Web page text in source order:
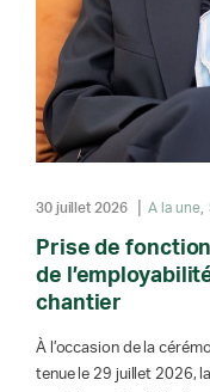
30 juillet 2026 A la une
Prise de
de
chantier
À l’occasion de la
tenue le 29 juillet 2026,